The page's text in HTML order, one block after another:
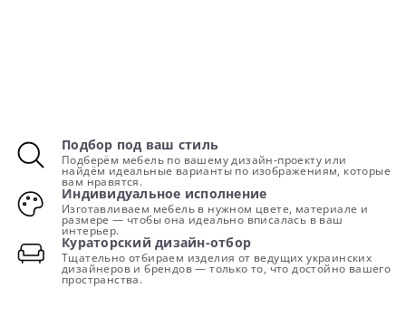
Подбор под ваш стиль
Подберём мебель по вашему дизайн-проекту или
найдём идеальные варианты по изображениям, которые
вам нравятся.
Индивидуальное исполнение
Изготавливаем мебель в нужном цвете, материале и
размере — чтобы она идеально вписалась в ваш
интерьер.
Кураторский дизайн-отбор
Тщательно отбираем изделия от ведущих украинских
дизайнеров и брендов — только то, что достойно вашего
пространства.